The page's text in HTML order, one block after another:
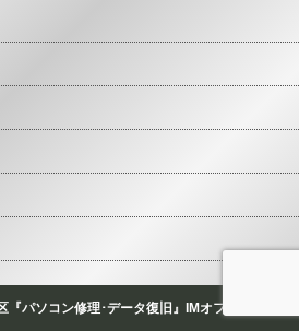
パソコン修理･データ復旧』IMオフィス